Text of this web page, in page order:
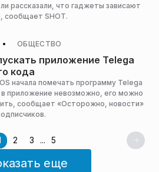
рассказали, что гаджеты зависают
сообщает SHOT.
ОБЩЕСТВО
приложение Telega
кода
начала помечать программу Telega
приложение невозможно, его можно
сообщает «Осторожно, новости»
2 3 ... 5
еще